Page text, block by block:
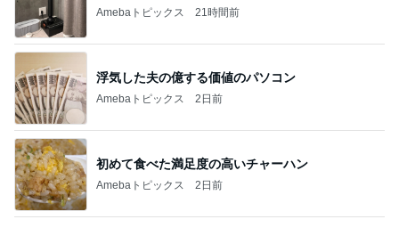
Amebaトピックス 21時間前
浮気した夫の億する価値のパソコン
Amebaトピックス 2日前
初めて食べた満足度の高いチャーハン
Amebaトピックス 2日前